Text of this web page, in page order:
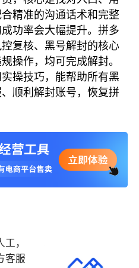
精准的沟通话术和完整
功率会大幅提升。拼多
复核、黑号解封的核心
操作，均可完成解封。
操技巧，能帮助所有黑
顺利解封账号，恢复拼
，
客服